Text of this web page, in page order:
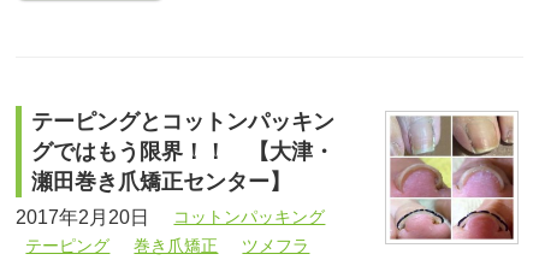
テーピングとコットンパッキン
グではもう限界！！ 【大津・
瀬田巻き爪矯正センター】
2017年2月20日
コットンパッキング
テーピング
巻き爪矯正 ツメフラ